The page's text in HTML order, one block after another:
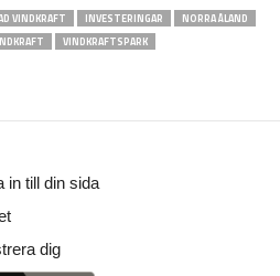
VINDKRAFT INVESTERINGAR
NORRA ÅLAND
VINDKRAFTSPARK
in till din sida
dig